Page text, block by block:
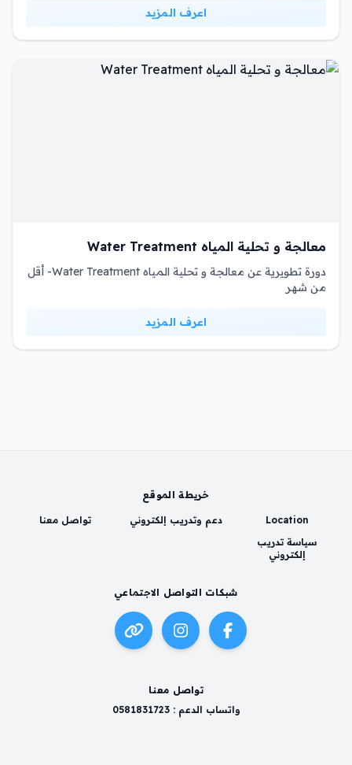
اعرف المزيد
معالجة و تحلية المياه Water Treatment
دورة تطويرية عن معالجة و تحلية المياه Water Treatment- أقل
من شهر
اعرف المزيد
خريطة الموقع
Location دعم وتدريب إلكتروني
تواصل معنا
سياسة تدريب
إلكتروني
شبكات التواصل الاجتماعي
تواصل معنا
واتساب الدعم : 0581831723